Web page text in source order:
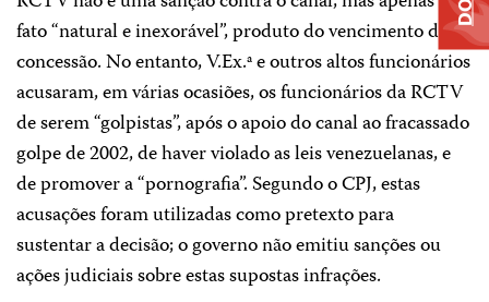
fato “natural e inexorável”, produto do vencimento da
concessão. No entanto, V.Ex.ª e outros altos funcionários
acusaram, em várias ocasiões, os funcionários da RCTV
de serem “golpistas”, após o apoio do canal ao fracassado
golpe de 2002, de haver violado as leis venezuelanas, e
de promover a “pornografia”. Segundo o CPJ, estas
acusações foram utilizadas como pretexto para
sustentar a decisão; o governo não emitiu sanções ou
ações judiciais sobre estas supostas infrações.